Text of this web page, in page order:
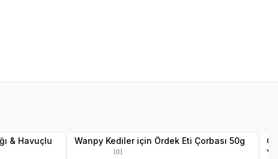
& Havuçlu
Wanpy Kediler için Ördek Eti Çorbası 50g
(0)